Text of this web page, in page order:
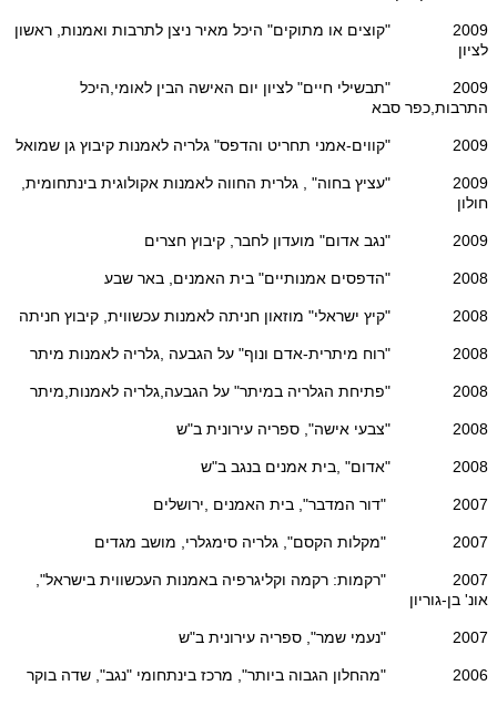
2009 "קוצים או מתוקים" היכל מאיר ניצן לתרבות ואמנות, ראשון
לציון
2009 "תבשילי חיים" לציון יום האישה הבין לאומי,היכל
התרבות,כפר סבא
2009 "קווים-אמני תחריט והדפס" גלריה לאמנות קיבוץ גן שמואל
2009 "עציץ בחוה" , גלרית החווה לאמנות אקולוגית בינתחומית,
חולון
2009 "נגב אדום" מועדון לחבר, קיבוץ חצרים
2008 "הדפסים אמנותיים" בית האמנים, באר שבע
2008 "קיץ ישראלי" מוזאון חניתה לאמנות עכשווית, קיבוץ חניתה
2008 "רוח מיתרית-אדם ונוף" על הגבעה ,גלריה לאמנות מיתר
2008 "פתיחת הגלריה במיתר" על הגבעה,גלריה לאמנות,מיתר
2008 "צבעי אישה", ספריה עירונית ב"ש
2008 "אדום" ,בית אמנים בנגב ב"ש
2007 "דור המדבר", בית האמנים ,ירושלים
2007 "מקלות הקסם", גלריה סימגלרי, מושב מגדים
2007 "רקמות: רקמה וקליגרפיה באמנות העכשווית בישראל",
אונ' בן-גוריון
2007 "נעמי שמר", ספריה עירונית ב"ש
2006 "מהחלון הגבוה ביותר", מרכז בינתחומי "נגב", שדה בוקר